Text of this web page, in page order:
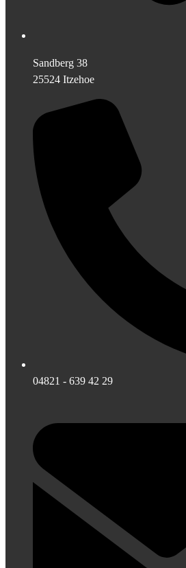
Sandberg 38
25524 Itzehoe
04821 - 639 42 29